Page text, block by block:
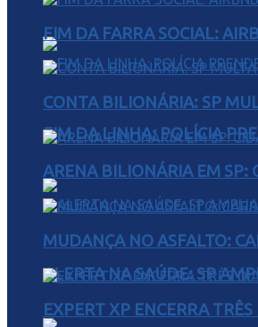
FIM DA LINHA: POLÍCIA
ALERTA NA SAÚDE: SP
FIM DA FARRA SOCIAL:
CONTA BILIONÁRIA: SP
ARENA BILIONÁRIA EM SP:
MUDANÇA NO ASFALTO:
EXPERT XP ENCERRA